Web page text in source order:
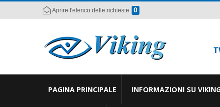
Aprire l'elenco delle richieste 0
PAGINA PRINCIPALE INFORMAZIONI SU